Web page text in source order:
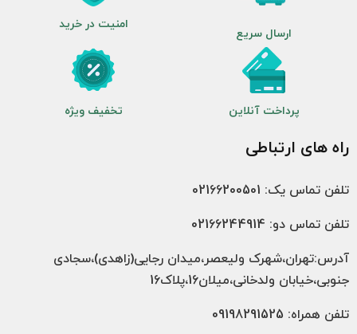
ارسال سریع
امنیت در خرید
پرداخت آنلاین تخفیف ویژه
راه های ارتباطی
تلفن تماس یک: 02166200501
تلفن تماس دو: 02166244914
آدرس:تهران،شهرک ولیعصر،میدان رجایی(زاهدی)،سجادی
جنوبی،خیابان ولدخانی،میلان16،پلاک16
تلفن همراه: 09198291525